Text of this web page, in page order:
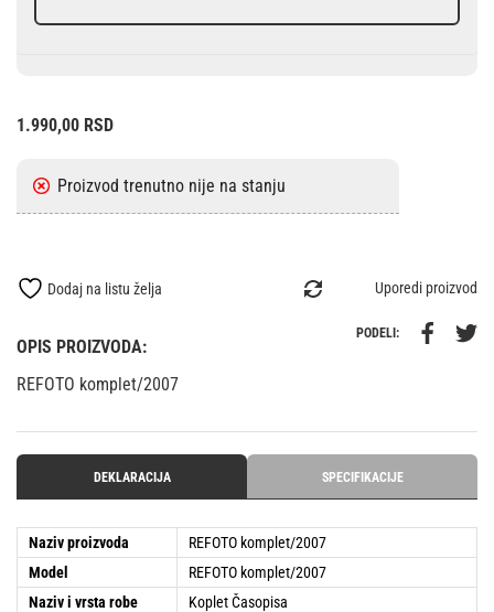
1.990,00 RSD
OPIS PROIZVODA:
REFOTO komplet/2007
Dodaj na listu želja Uporedi proizvod
PODELI:
DEKLARACIJA SPECIFIKACIJE
Naziv proizvoda
REFOTO komplet/2007
Model
REFOTO komplet/2007
Naziv i vrsta robe
Koplet Časopisa